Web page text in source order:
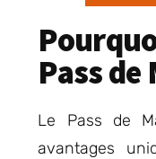
Pass de
Le Pass de
avantages